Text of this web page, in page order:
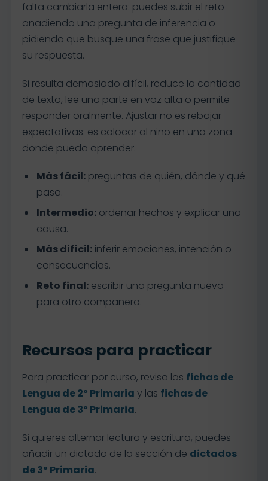
falta cambiarla entera: puedes subir el reto
añadiendo una pregunta de inferencia o
pidiendo que busque una frase que justifique
su respuesta.
Si resulta demasiado difícil, reduce la cantidad
de texto, lee una parte en voz alta o permite
responder oralmente. Ajustar no es rebajar
expectativas: es colocar al niño en una zona
donde pueda aprender.
Más fácil:preguntas de quién, dónde y qué
pasa.
Intermedio:ordenar hechos y explicar una
causa.
Más difícil:inferir emociones, intención o
consecuencias.
Reto final:escribir una pregunta nueva
para otro compañero.
Recursos para practicar
Para practicar por curso, revisa las fichas de
Lengua de 2º Primaria y las fichas de
Lengua de 3º Primaria.
Si quieres alternar lectura y escritura, puedes
añadir un dictado de la sección de dictados
de 3º Primaria.